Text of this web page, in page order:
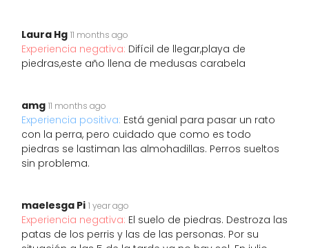
Laura Hg 11 months ago
Experiencia negativa: Difícil de llegar,playa de
piedras,este año llena de medusas carabela
amg 11 months ago
Experiencia positiva: Está genial para pasar un rato
con la perra, pero cuidado que como es todo
piedras se lastiman las almohadillas. Perros sueltos
sin problema.
maelesga Pi 1 year ago
Experiencia negativa: El suelo de piedras. Destroza las
patas de los perris y las de las personas. Por su